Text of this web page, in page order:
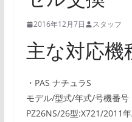
2016年12月7日 スタッフ
主な対応機
・PAS ナチュラS
モデル/型式/年式/号機番号
PZ26NS/26型:X721/2011